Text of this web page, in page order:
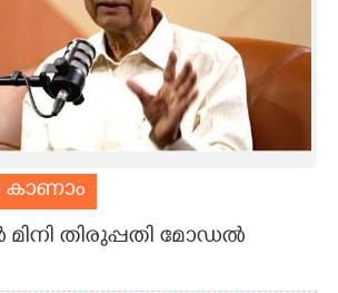
തിരുപ്പതി മോഡൽ